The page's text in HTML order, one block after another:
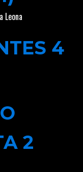
Leona
4
2